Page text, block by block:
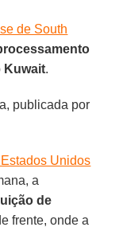
de South
Kuwait.
a, publicada por
Unidos
a
de
frente, onde a